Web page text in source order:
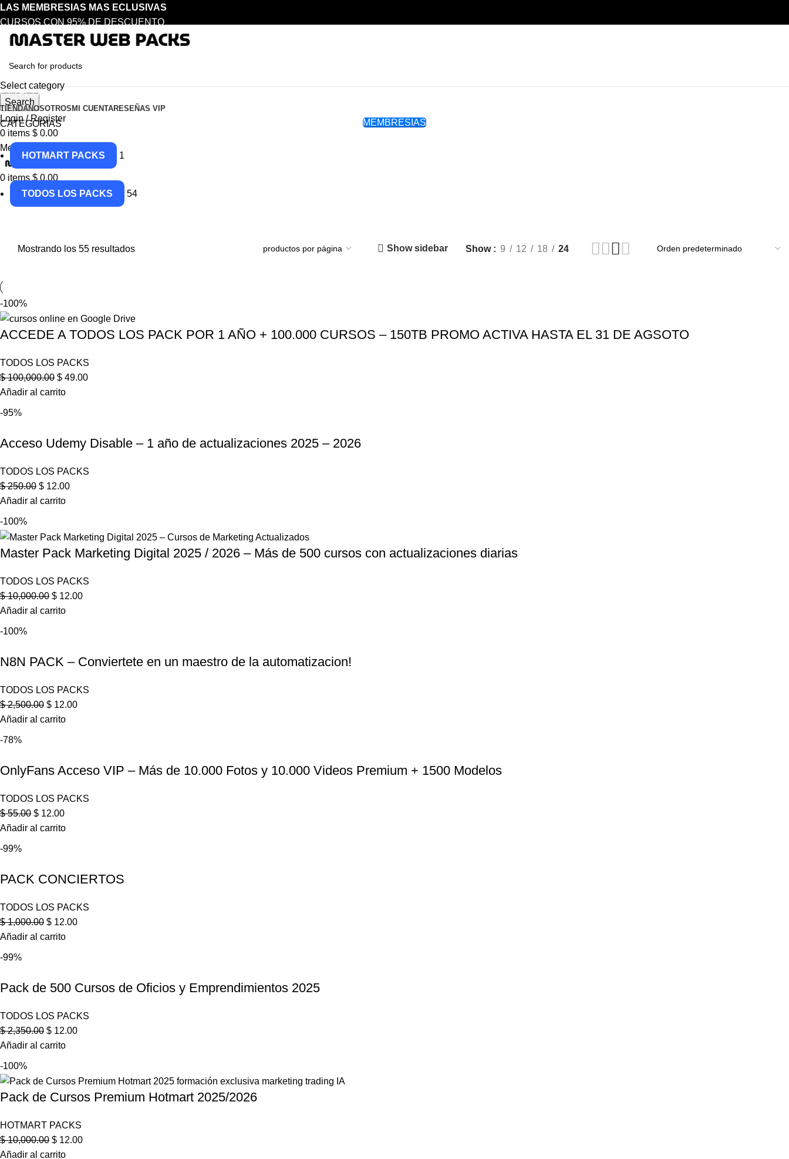
LAS MEMBRESIAS MAS ECLUSIVAS
CURSOS CON 95% DE DESCUENTO
Select category
Search
Login / Register
0 items $ 0.00
Menu
0 items $0.00
CATEGORIAS
TIENDANOSOTROS MI CUENTARESEÑAS VIP
MEMBRESIAS
CATEGORIAS
HOTMART PACKS 1
TODOS LOS PACKS 54
Mostrando los 55 resultados Show sidebar Show 9 12 18 24
-100%
ACCEDE A TODOS LOS PACK POR 1 AÑO + 100.000 CURSOS – 150TB PROMO ACTIVA HASTA EL 31 DE AGSOTO
TODOS LOS PACKS
$100,000.00 $ 49.00
Añadir al carrito
-95%
Acceso Udemy Disable – 1 año de actualizaciones 2025 – 2026
TODOS LOS PACKS
$250.00 $ 12.00
Añadir al carrito
-100%
Master Pack Marketing Digital 2025 / 2026 – Más de 500 cursos con actualizaciones diarias
TODOS LOS PACKS
$10,000.00 $ 12.00
Añadir al carrito
-100%
N8N PACK – Conviertete en un maestro de la automatizacion!
TODOS LOS PACKS
$2,500.00 $ 12.00
Añadir al carrito
-78%
OnlyFans Acceso VIP – Más de 10.000 Fotos y 10.000 Videos Premium + 1500 Modelos
TODOS LOS PACKS
$55.00 $ 12.00
Añadir al carrito
-99%
PACK CONCIERTOS
TODOS LOS PACKS
$1,000.00 $ 12.00
Añadir al carrito
-99%
Pack de 500 Cursos de Oficios y Emprendimientos 2025
TODOS LOS PACKS
$2,350.00 $ 12.00
Añadir al carrito
-100%
Pack de Cursos Premium Hotmart 2025/2026
HOTMART PACKS
$10,000.00 $ 12.00
Añadir al carrito